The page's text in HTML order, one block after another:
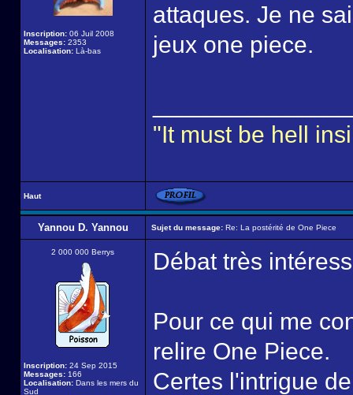
Inscription: 06 Juil 2008
Messages: 2353
Localisation: Là-bas
attaques. Je ne
jeux one piece.
"It must be hell
Haut
Yannou D. Yannou Sujet du message: Re: La postérité de One Piece
2 000 000 Berrys
Inscription: 24 Sep 2015
Messages: 166
Localisation: Dans les mers du
Sud
Débat très
Pour ce qui me
relire One Piece.
Certes l'intrigue